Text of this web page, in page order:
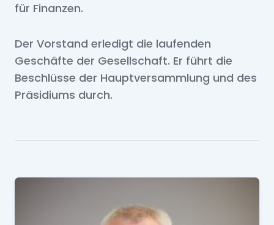
für Finanzen.
Der Vorstand erledigt die laufenden
Geschäfte der Gesellschaft. Er führt die
Beschlüsse der Hauptversammlung und des
Präsidiums durch.